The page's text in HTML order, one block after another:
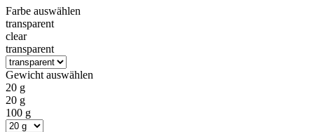
Farbe auswählen
transparent
clear
transparent
Gewicht auswählen
20 g
20 g
100 g